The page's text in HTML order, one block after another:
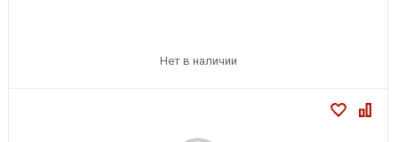
Нет в наличии